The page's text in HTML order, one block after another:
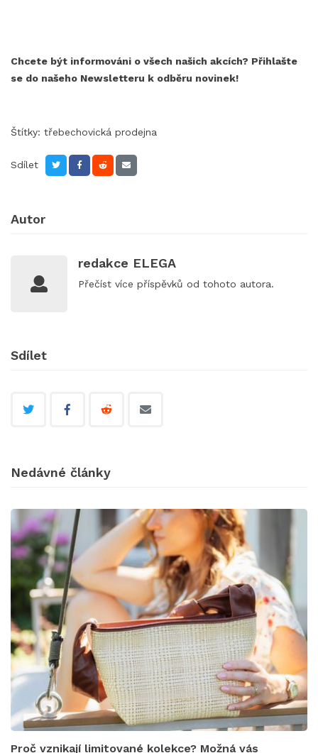
Chcete být informováni o všech našich akcích? Přihlašte
se do našeho Newsletteru k odběru novinek!
Štítky: třebechovická prodejna
Sdílet
Autor
redakce ELEGA
Přečíst více příspěvků od tohoto autora.
Sdílet
Nedávné články
Proč vznikají limitované kolekce? Možná vás